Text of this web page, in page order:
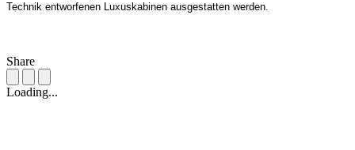
Technik entworfenen Luxuskabinen ausgestatten werden.
Share
Loading...